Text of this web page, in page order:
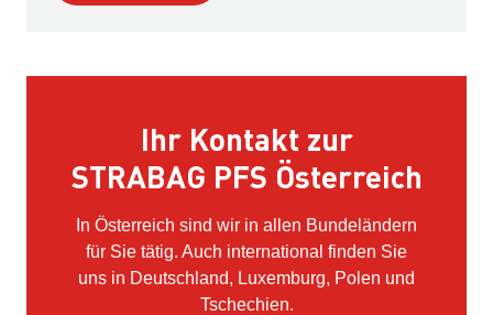
Ihr Kontakt zur
STRABAG PFS Österreich
In Österreich sind wir in allen Bundeländern
für Sie tätig. Auch international finden Sie
uns in Deutschland, Luxemburg, Polen und
Tschechien.